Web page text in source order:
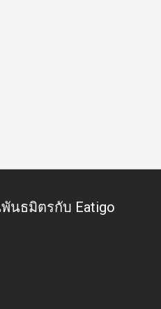
นธมิตรกับ Eatigo